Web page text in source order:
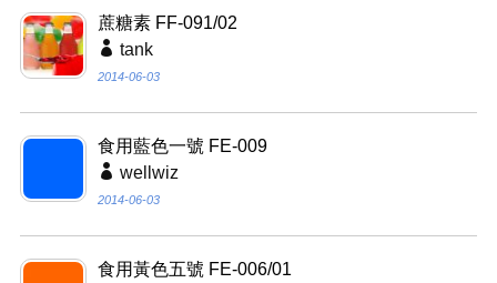
蔗糖素 FF-091/02
tank
2014-06-03
食用藍色一號 FE-009
wellwiz
2014-06-03
食用黃色五號 FE-006/01